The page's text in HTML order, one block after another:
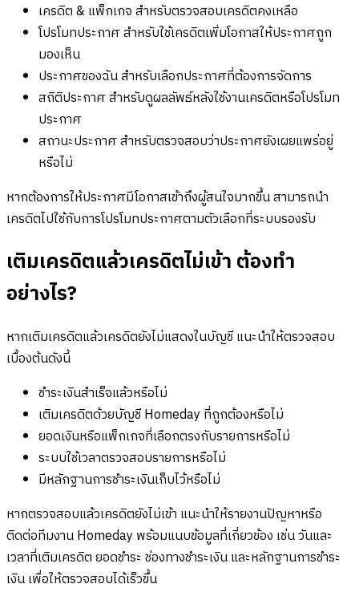
เครดิต & แพ็กเกจ สำหรับตรวจสอบเครดิตคงเหลือ
โปรโมทประกาศ สำหรับใช้เครดิตเพิ่มโอกาสให้ประกาศถูก
มองเห็น
ประกาศของฉัน สำหรับเลือกประกาศที่ต้องการจัดการ
สถิติประกาศ สำหรับดูผลลัพธ์หลังใช้งานเครดิตหรือโปรโมท
ประกาศ
สถานะประกาศ สำหรับตรวจสอบว่าประกาศยังเผยแพร่อยู่
หรือไม่
หากต้องการให้ประกาศมีโอกาสเข้าถึงผู้สนใจมากขึ้น สามารถนำ
เครดิตไปใช้กับการโปรโมทประกาศตามตัวเลือกที่ระบบรองรับ
เติมเครดิตแล้วเครดิตไม่เข้า ต้องทำ
อย่างไร?
หากเติมเครดิตแล้วเครดิตยังไม่แสดงในบัญชี แนะนำให้ตรวจสอบ
เบื้องต้นดังนี้
ชำระเงินสำเร็จแล้วหรือไม่
เติมเครดิตด้วยบัญชี Homeday ที่ถูกต้องหรือไม่
ยอดเงินหรือแพ็กเกจที่เลือกตรงกับรายการหรือไม่
ระบบใช้เวลาตรวจสอบรายการหรือไม่
มีหลักฐานการชำระเงินเก็บไว้หรือไม่
หากตรวจสอบแล้วเครดิตยังไม่เข้า แนะนำให้รายงานปัญหาหรือ
ติดต่อทีมงาน Homeday พร้อมแนบข้อมูลที่เกี่ยวข้อง เช่น วันและ
เวลาที่เติมเครดิต ยอดชำระ ช่องทางชำระเงิน และหลักฐานการชำระ
เงิน เพื่อให้ตรวจสอบได้เร็วขึ้น